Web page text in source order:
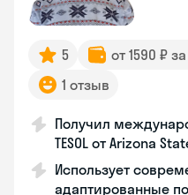
5 от 1590 ₽
1 отзыв
Получил
TESOL от Arizona
Использует
адаптированные